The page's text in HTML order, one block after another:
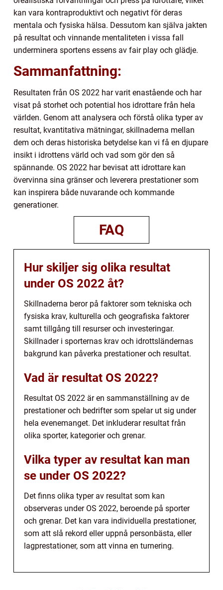
kan vara kontraproduktivt och negativt för deras
mentala och fysiska hälsa. Dessutom kan själva jakten
på resultat och vinnande mentaliteten i vissa fall
underminera sportens essens av fair play och glädje.
Sammanfattning:
Resultaten från OS 2022 har varit enastående och har
visat på storhet och potential hos idrottare från hela
världen. Genom att analysera och förstå olika typer av
resultat, kvantitativa mätningar, skillnaderna mellan
dem och deras historiska betydelse kan vi få en djupare
insikt i idrottens värld och vad som gör den så
spännande. OS 2022 har bevisat att idrottare kan
övervinna sina gränser och leverera prestationer som
kan inspirera både nuvarande och kommande
generationer.
FAQ
Hur skiljer sig olika resultat
under OS 2022 åt?
Skillnaderna beror på faktorer som tekniska och
fysiska krav, kulturella och geografiska faktorer
samt tillgång till resurser och investeringar.
Skillnader i sporternas krav och idrottsländernas
bakgrund kan påverka prestationer och resultat.
Vad är resultat OS 2022?
Resultat OS 2022 är en sammanställning av de
prestationer och bedrifter som spelar ut sig under
hela evenemanget. Det inkluderar resultat från
olika sporter, kategorier och grenar.
Vilka typer av resultat kan man
se under OS 2022?
Det finns olika typer av resultat som kan
observeras under OS 2022, beroende på sporter
och grenar. Det kan vara individuella prestationer,
som att slå rekord eller uppnå personbästa, eller
lagprestationer, som att vinna en turnering.